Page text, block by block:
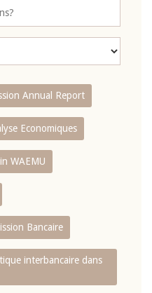
Annual Report
Economiques
WAEMU
Bancaire
interbancaire dans